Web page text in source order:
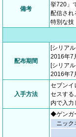
備考
挙720」
配信され
特別な技
配布期間
[シリア
2016年7
[シリア
2016年7
入手方法
セブンイ
セスする
内で入力
◆ゲンガ
ニック